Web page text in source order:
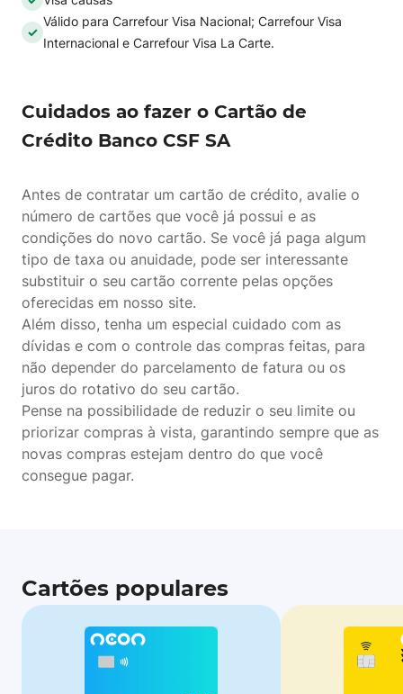
Válido para Carrefour Visa Nacional; Carrefour Visa
Internacional e Carrefour Visa La Carte.
Cuidados ao fazer o Cartão de
Crédito Banco CSF SA
Antes de contratar um cartão de crédito, avalie o
número de cartões que você já possui e as
condições do novo cartão. Se você já paga algum
tipo de taxa ou anuidade, pode ser interessante
substituir o seu cartão corrente pelas opções
oferecidas em nosso site.
Além disso, tenha um especial cuidado com as
dívidas e com o controle das compras feitas, para
não depender do parcelamento de fatura ou os
juros do rotativo do seu cartão.
Pense na possibilidade de reduzir o seu limite ou
priorizar compras à vista, garantindo sempre que as
novas compras estejam dentro do que você
consegue pagar.
Cartões populares